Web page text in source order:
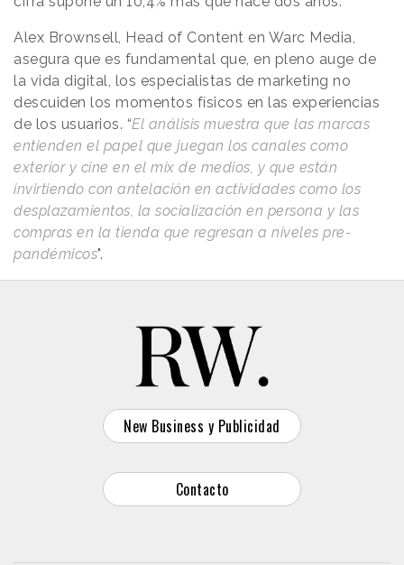
Alex Brownsell, Head of Content en Warc Media,
asegura que es fundamental que, en pleno auge de
la vida digital, los especialistas de marketing no
descuiden los momentos físicos en las experiencias
de los usuarios. “El análisis muestra que las marcas
entienden el papel que juegan los canales como
exterior y cine en el mix de medios, y que están
invirtiendo con antelación en actividades como los
desplazamientos, la socialización en persona y las
compras en la tienda que regresan a niveles pre-
pandémicos".
New Business y Publicidad
Contacto